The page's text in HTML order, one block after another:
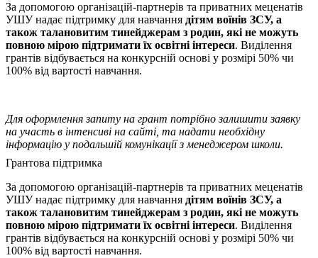
За допомогою організацій-партнерів та приватних меценатів
УШУ надає підтримку для навчання дітям воїнів ЗСУ, а
також талановитим тинейджерам з родин, які не можуть
повною мірою підтримати їх освітні інтереси. Виділення
грантів відбувається на конкурсній основі у розмірі 50% чи
100% від вартості навчання.
Для оформлення запиту на грант потрібно залишити заявку
на участь в інтенсиві на сайті, та надати необхідну
інформацію у подальшій комунікації з менеджером школи.
Грантова підтримка
За допомогою організацій-партнерів та приватних меценатів
УШУ надає підтримку для навчання дітям воїнів ЗСУ, а
також талановитим тинейджерам з родин, які не можуть
повною мірою підтримати їх освітні інтереси. Виділення
грантів відбувається на конкурсній основі у розмірі 50% чи
100% від вартості навчання.